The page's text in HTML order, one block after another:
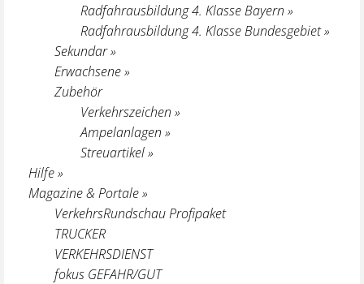
Radfahrausbildung 4. Klasse Bayern »
Radfahrausbildung 4. Klasse Bundesgebiet »
Sekundar »
Erwachsene »
Zubehör
Verkehrszeichen »
Ampelanlagen »
Streuartikel »
Hilfe »
Magazine & Portale »
VerkehrsRundschau Profipaket
TRUCKER
VERKEHRSDIENST
fokus GEFAHR/GUT